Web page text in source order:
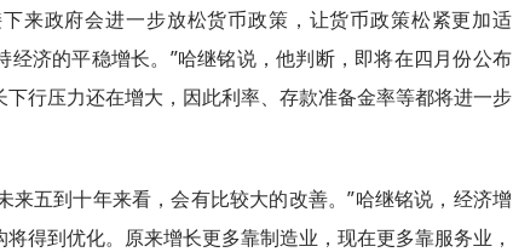
来政府会进一步放松货币政策，让货币政策松紧更加适
经济的平稳增长。”哈继铭说，他判断，即将在四月份公布
行压力还在增大，因此利率、存款准备金率等都将进一步
来五到十年来看，会有比较大的改善。”哈继铭说，经济增
得到优化。原来增长更多靠制造业，现在更多靠服务业，